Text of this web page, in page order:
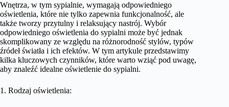
Wnętrza, w tym sypialnie, wymagają odpowiedniego
oświetlenia, które nie tylko zapewnia funkcjonalność, ale
także tworzy przytulny i relaksujący nastrój. Wybór
odpowiedniego oświetlenia do sypialni może być jednak
skomplikowany ze względu na różnorodność stylów, typów
źródeł światła i ich efektów. W tym artykule przedstawimy
kilka kluczowych czynników, które warto wziąć pod uwagę,
aby znaleźć idealne oświetlenie do sypialni.
1. Rodzaj oświetlenia: